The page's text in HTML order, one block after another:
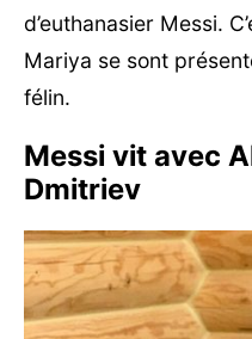
d’euthanasier Messi.
Mariya se sont
félin.
Messi vit avec
Dmitriev